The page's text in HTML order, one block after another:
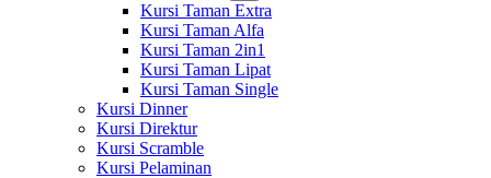
Kursi Taman Extra
Kursi Taman Alfa
Kursi Taman 2in1
Kursi Taman Lipat
Kursi Taman Single
Kursi Dinner
Kursi Direktur
Kursi Scramble
Kursi Pelaminan